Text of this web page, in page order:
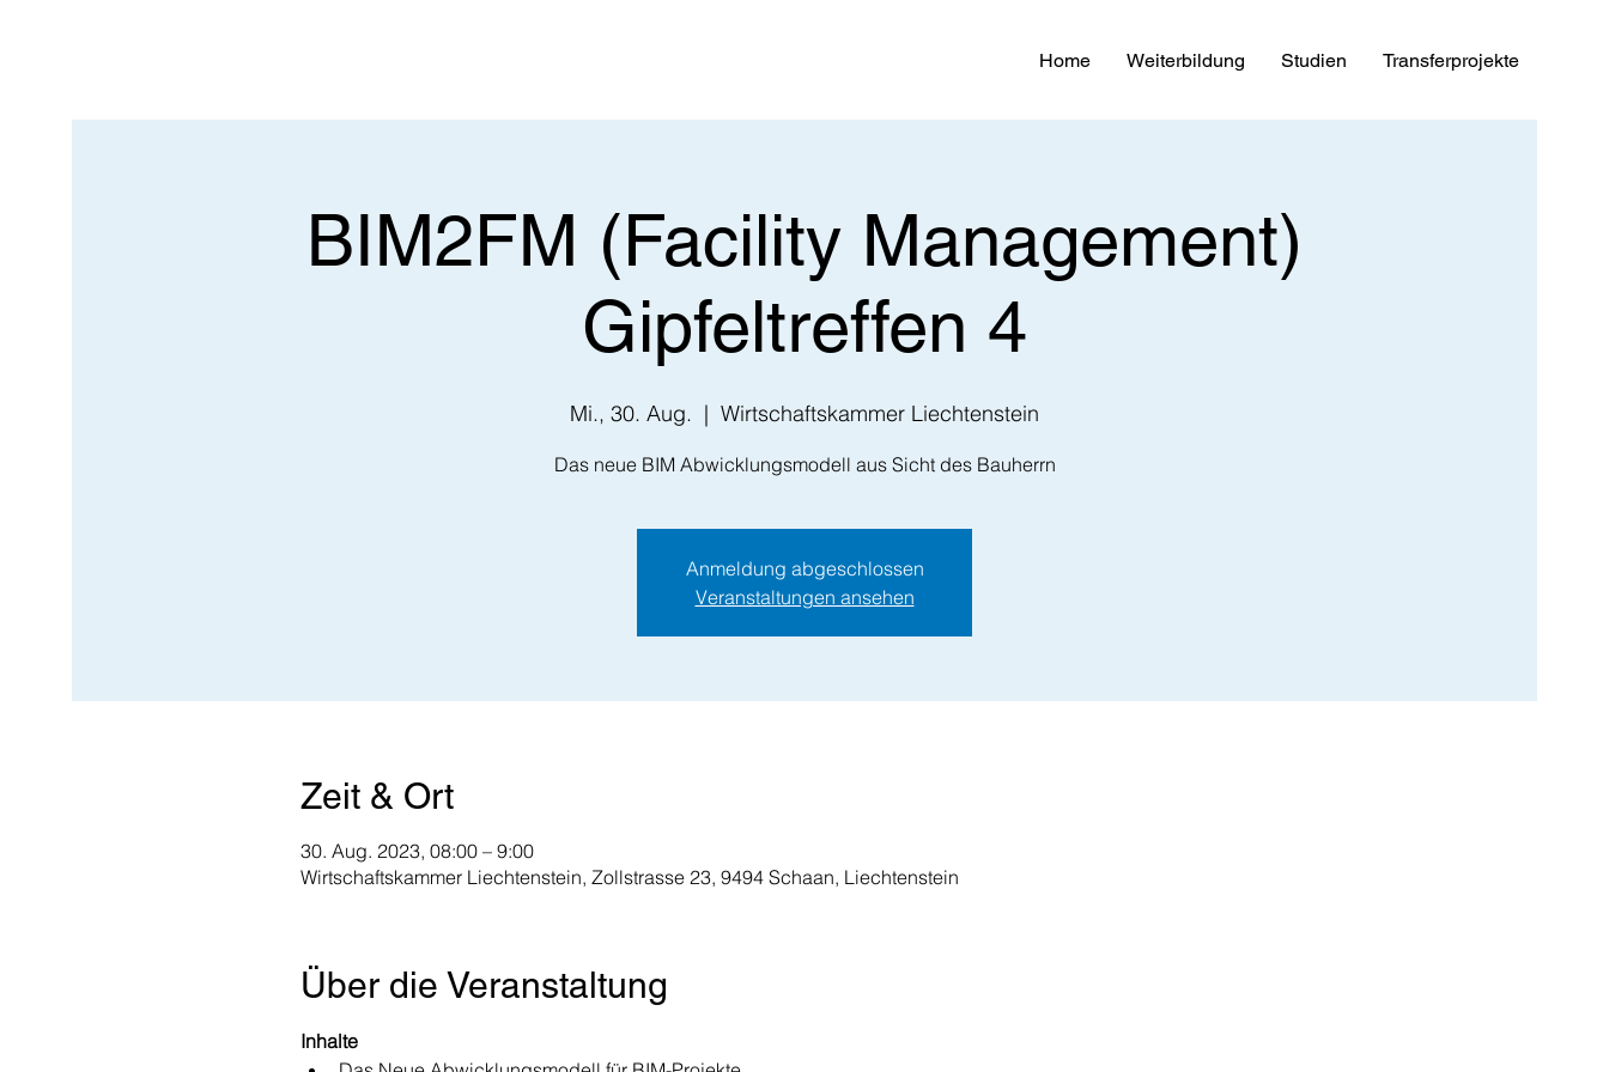
Home Weiterbildung Studien Transferprojekte
BIM2FM (Facility Management)
Gipfeltreffen 4
Mi., 30. Aug.
  |
Wirtschaftskammer Liechtenstein
Das neue BIM Abwicklungsmodell aus Sicht des Bauherrn
Anmeldung abgeschlossen
Veranstaltungen ansehen
Zeit & Ort
30. Aug. 2023, 08:00 – 9:00
Wirtschaftskammer Liechtenstein, Zollstrasse 23, 9494 Schaan, Liechtenstein
Über die Veranstaltung
Inhalte